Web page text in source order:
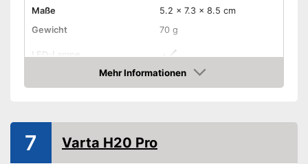
Maße
5.2 x 7.3 x 8.5 cm
Gewicht
70 g
LED-Lampe
Anzahl Lichtmodi
5
Stirnband
Mehr Informationen
Amazon
7 Varta H20 Pro